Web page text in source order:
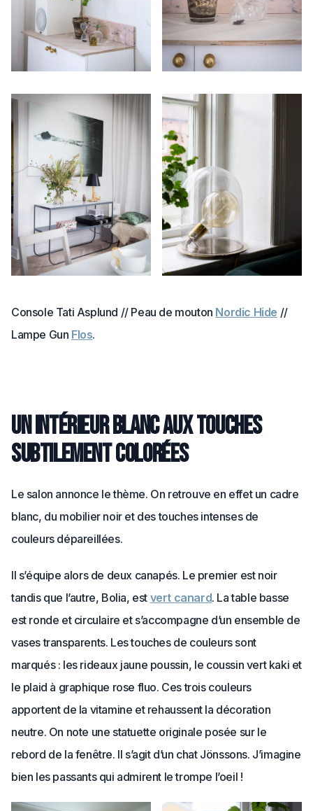
Console Tati Asplund // Peau de mouton Nordic Hide //
Lampe Gun Flos.
Un intérieur blanc aux touches
subtilement colorées
Le salon annonce le thème. On retrouve en effet un cadre
blanc, du mobilier noir et des touches intenses de
couleurs dépareillées.
Il s’équipe alors de deux canapés. Le premier est noir
tandis que l’autre, Bolia, est vert canard. La table basse
est ronde et circulaire et s’accompagne d’un ensemble de
vases transparents. Les touches de couleurs sont
marqués : les rideaux jaune poussin, le coussin vert kaki et
le plaid à graphique rose fluo. Ces trois couleurs
apportent de la vitamine et rehaussent la décoration
neutre. On note une statuette originale posée sur le
rebord de la fenêtre. Il s’agit d’un chat Jönssons. J’imagine
bien les passants qui admirent le trompe l’oeil !